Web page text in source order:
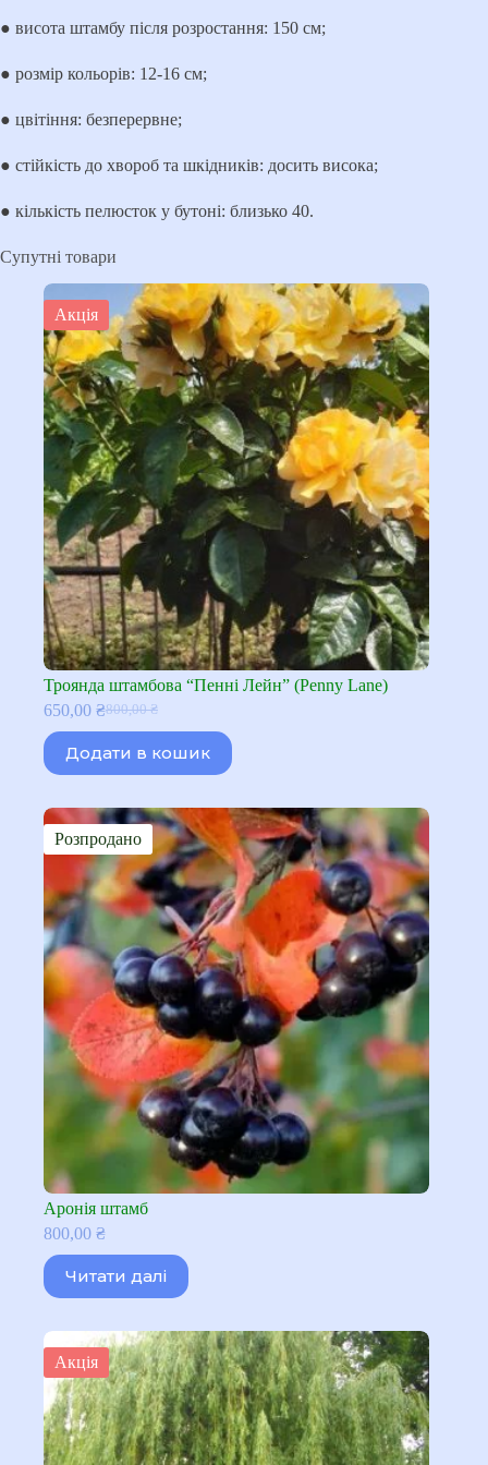
● висота штамбу після розростання: 150 см;
● розмір кольорів: 12-16 см;
● цвітіння: безперервне;
● стійкість до хвороб та шкідників: досить висока;
● кількість пелюсток у бутоні: близько 40.
Супутні товари
Акція
Троянда штамбова “Пенні Лейн” (Penny Lane)
800,00₴
Оригінальна
ціна:
800,00 ₴.
650,00 ₴Поточна
ціна:
650,00 ₴.
Додати в кошик
Розпродано
Аронія штамб
800,00 ₴
Читати далі
Акція